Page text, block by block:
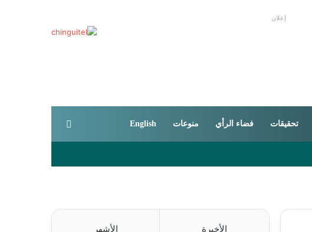
إعلان
تحقيقات فضاء الرأي منوعات English
الأخيرة الأشهر